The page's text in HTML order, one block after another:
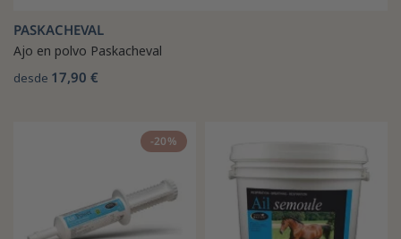
PASKACHEVAL
Ajo en polvo Paskacheval
desde 17,90 €
-20%